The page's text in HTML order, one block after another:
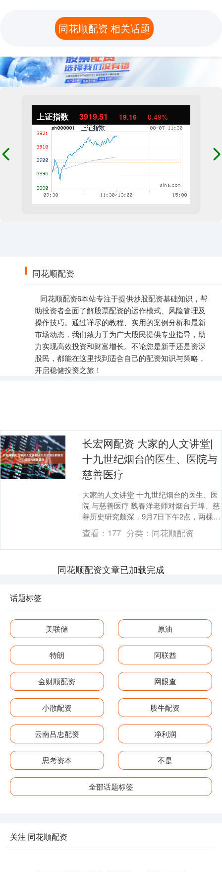
上证指数 3919.51 19.16 0.49%
同花顺配资
同花顺配资6本站专注于提供炒股配资基础知识，帮
助投资者全面了解股票配资的运作模式、风险管理及
操作技巧。通过详尽的教程、实用的案例分析和最新
市场动态，我们致力于为广大股民提供专业指导，助
力实现高效投资和财富增长。不论您是新手还是资深
股民，都能在这里找到适合自己的配资知识与策略，
开启稳健投资之旅！
同花顺配资 相关话题
长宏网配资 大家的人文讲堂|
十九世纪烟台的医生、医院与
慈善医疗
大家的人文讲堂 十九世纪烟台的医生、医
院 与慈善医疗 魏春洋老师对烟台开埠、慈
善历史研究颇深，9月7日下午2点，两棵冬
青文化讲堂分享《十九世纪烟台的医生、
医院与....
查看： 177 分类： 同花顺配资
同花顺配资文章已加载完成
话题标签
美联储 原油
特朗 阿联酋
金财顺配资 网眼查
小散配资 股牛配资
云南吕忠配资 净利润
思考资本 不是
全部话题标签
关注 同花顺配资